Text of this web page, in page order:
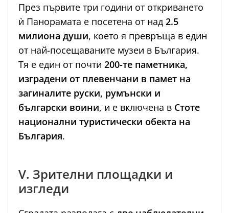
През първите три години от откриването
ѝ Панорамата е посетена от над 2.5
милиона души, което я превръща в един
от най-посещаваните музеи в България.
Тя е един от почти 200-те паметника,
изградени от плевенчани в памет на
загиналите руски, румънски и
български воини, и е включена в Стоте
национални туристически обекта на
България.
V. Зрителни площадки и
изгледи